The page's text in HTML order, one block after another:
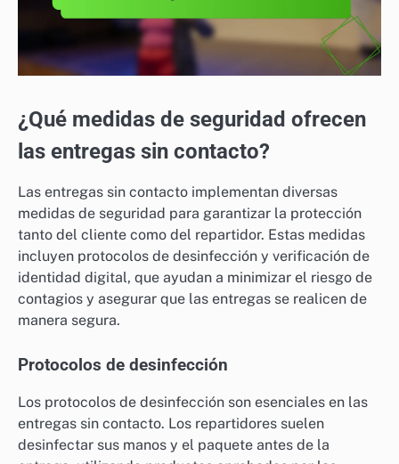
¿Qué medidas de seguridad ofrecen
las entregas sin contacto?
Las entregas sin contacto implementan diversas
medidas de seguridad para garantizar la protección
tanto del cliente como del repartidor. Estas medidas
incluyen protocolos de desinfección y verificación de
identidad digital, que ayudan a minimizar el riesgo de
contagios y asegurar que las entregas se realicen de
manera segura.
Protocolos de desinfección
Los protocolos de desinfección son esenciales en las
entregas sin contacto. Los repartidores suelen
desinfectar sus manos y el paquete antes de la